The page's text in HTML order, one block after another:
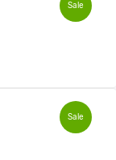
Sale
Sale